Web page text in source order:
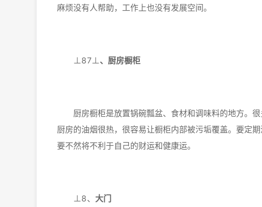
麻烦没有人帮助，工作上也没有发展空间。
⊥87⊥、 厨房橱柜
厨房橱柜是放置锅碗瓢盆、食材和调味料的地方。很
厨房的油烟很热，很容易让橱柜内部被污垢覆盖。要定
要不然将不利于自己的财运和健康运。
⊥8、 大门